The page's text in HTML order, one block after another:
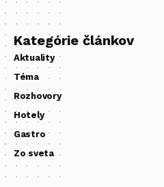
Kategórie článkov
Aktuality
Téma
Rozhovory
Hotely
Gastro
Zo sveta